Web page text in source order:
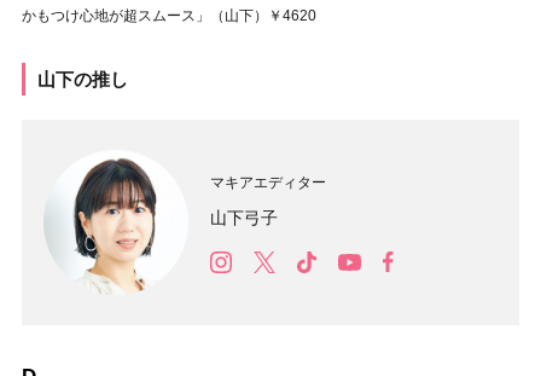
かもつけ心地が超スムース」（山下）￥4620
山下の推し
マキアエディター
山下弓子